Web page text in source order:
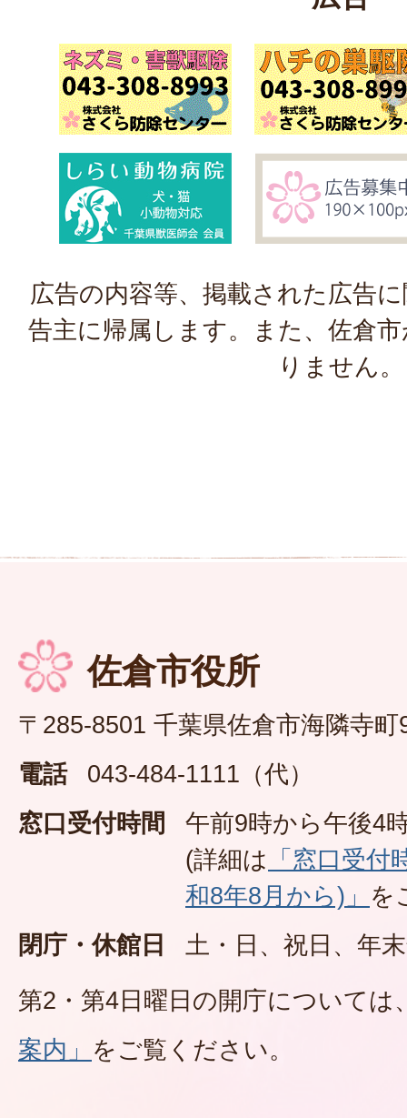
広告の内容等、掲載された広告
告主に帰属します。また、佐倉
りません。
佐倉市役所
〒285-8501 千葉県佐倉市海隣寺町
電話
043-484-1111（代）
窓口受付時間
午前9時から午後4
(詳細は 「窓口受
和8年8月から)」 を
閉庁・休館日
土・日、祝日、年
第2・第4日曜日の開庁については
案内」 をご覧ください。